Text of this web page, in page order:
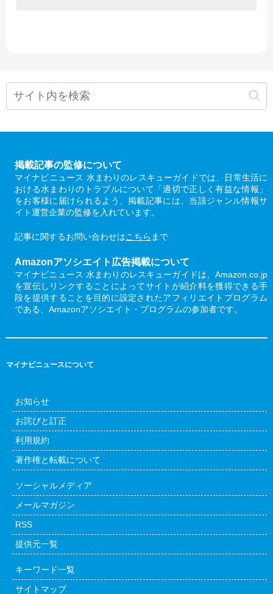
掲載記事の監修について
マイナビニュース 水まわりのレスキューガイドでは、日常生活に
おける水まわりのトラブルについて「適切で正しく有益な情報」
をお客様に届けられるよう、掲載記事には、当該ジャンル情報サ
イト運営企業の監修を入れています。
記事に関するお問い合わせはこちら まで
Amazonアソシエイト広告掲載について
マイナビニュース 水まわりのレスキューガイドは、Amazon.co.jp
を宣伝しリンクすることによってサイトが紹介料を獲得できる手
段を提供することを目的に設定されたアフィリエイトプログラム
である、Amazonアソシエイト・プログラムの参加者です。
マイナビニュースについて
お知らせ
お詫びと訂正
利用規約
著作権と転載について
ソーシャルメディア
メールマガジン
RSS
提供元一覧
キーワード一覧
サイトマップ